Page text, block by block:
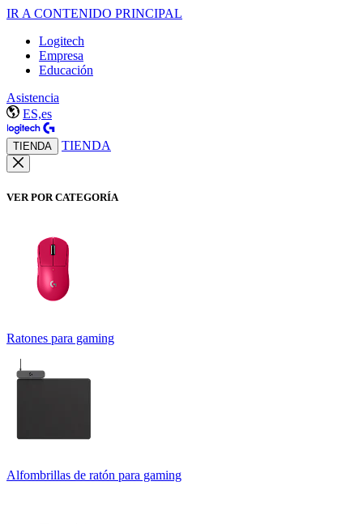
IR A CONTENIDO PRINCIPAL
Logitech
Empresa
Educación
Asistencia
ES,es
TIENDA TIENDA
VER POR CATEGORÍA
Ratones para gaming
Alfombrillas de ratón para gaming